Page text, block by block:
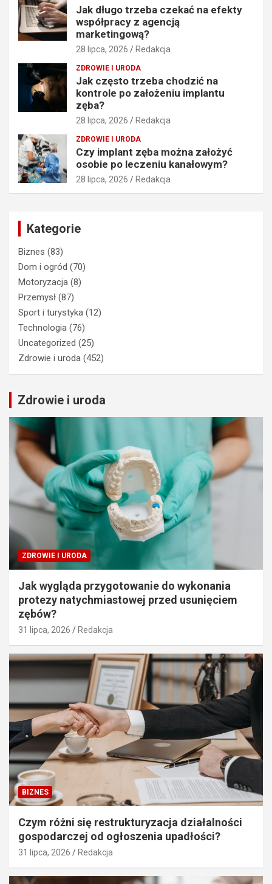
Jak długo trzeba czekać na efekty
współpracy z agencją
marketingową?
28 lipca, 2026 Redakcja
ZDROWIE I URODA
Jak często trzeba chodzić na
kontrole po założeniu implantu
zęba?
28 lipca, 2026 Redakcja
ZDROWIE I URODA
Czy implant zęba można założyć
osobie po leczeniu kanałowym?
28 lipca, 2026 Redakcja
Kategorie
Biznes (83)
Dom i ogród (70)
Motoryzacja (8)
Przemysł (87)
Sport i turystyka (12)
Technologia (76)
Uncategorized (25)
Zdrowie i uroda (452)
Zdrowie i uroda
ZDROWIE I URODA
Jak wygląda przygotowanie do wykonania
protezy natychmiastowej przed usunięciem
zębów?
31 lipca, 2026 Redakcja
BIZNES
Czym różni się restrukturyzacja działalności
gospodarczej od ogłoszenia upadłości?
31 lipca, 2026 Redakcja